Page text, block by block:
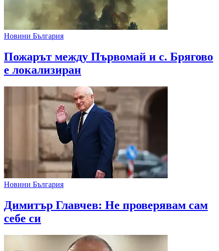
Новини България
Пожарът между Първомай и с. Брягово
е локализиран
Новини България
Димитър Главчев: Не проверявам сам
себе си